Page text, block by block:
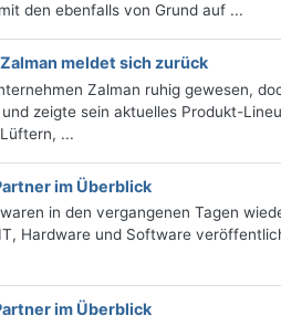
den ebenfalls von Grund auf ...
meldet sich zurück
Zalman ruhig gewesen,
zeigte sein aktuelles Produkt-
...
im Überblick
in den vergangenen Tagen
Hardware und Software
im Überblick